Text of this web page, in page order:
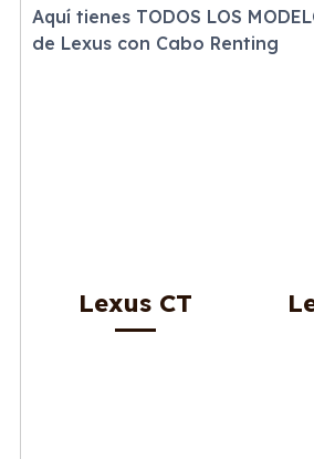
Aquí tienes TODOS LOS
de Lexus con Cabo Renting
Lexus CT